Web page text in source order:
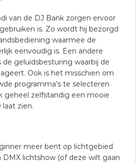
van de DJ Bank zorgen ervoor
is. Zo wordt hij bezorgd
waarmee de
eenvoudig is. Een andere
geluidsbesturing waarbij de
Ook is het misschien om
programma’s te selecteren
geheel zelfstandig een mooie
zien.
meer bent op lichtgebied
lichtshow (of deze wilt gaan